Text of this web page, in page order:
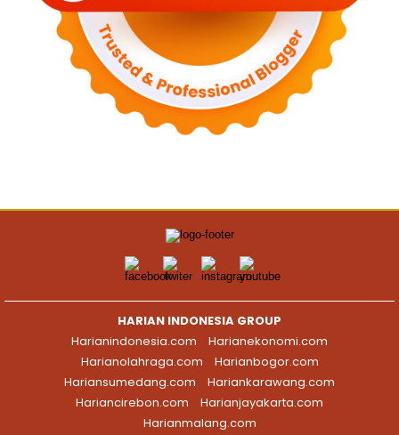
HARIAN INDONESIA GROUP
Harianindonesia.com
Harianekonomi.com
Harianolahraga.com
Harianbogor.com
Hariansumedang.com
Hariankarawang.com
Hariancirebon.com
Harianjayakarta.com
Harianmalang.com